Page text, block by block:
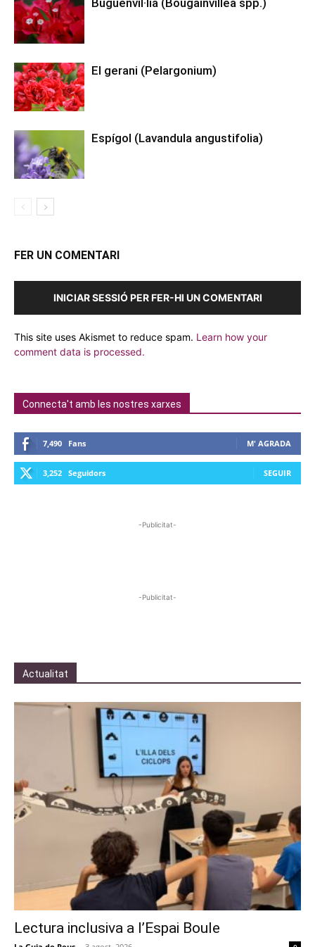
Buguenvíl·lia (Bougainvillea spp.)
El gerani (Pelargonium)
Espígol (Lavandula angustifolia)
FER UN COMENTARI
INICIAR SESSIÓ PER FER-HI UN COMENTARI
This site uses Akismet to reduce spam. Learn how your
comment data is processed.
Connecta't amb les nostres xarxes
7,490 Fans M' AGRADA
3,252 Seguidors SEGUIR
-Publicitat-
-Publicitat-
Actualitat
Lectura inclusiva a l’Espai Boule